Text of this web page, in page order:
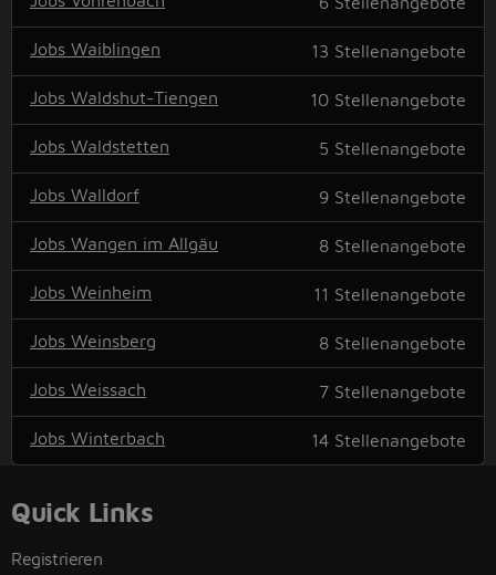
Jobs Waiblingen 13 Stellenangebote
Jobs Waldshut-Tiengen 10 Stellenangebote
Jobs Waldstetten 5 Stellenangebote
Jobs Walldorf 9 Stellenangebote
Jobs Wangen im Allgäu 8 Stellenangebote
Jobs Weinheim 11 Stellenangebote
Jobs Weinsberg 8 Stellenangebote
Jobs Weissach 7 Stellenangebote
Jobs Winterbach 14 Stellenangebote
Quick Links
Registrieren